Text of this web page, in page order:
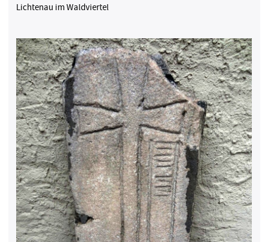
Lichtenau im Waldviertel